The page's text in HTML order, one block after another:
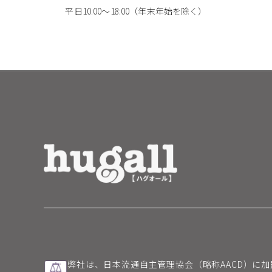
平日10:00～18:00（年末年始を除く）
弊社は、日本流通自主管理協会（略称AACD）に加